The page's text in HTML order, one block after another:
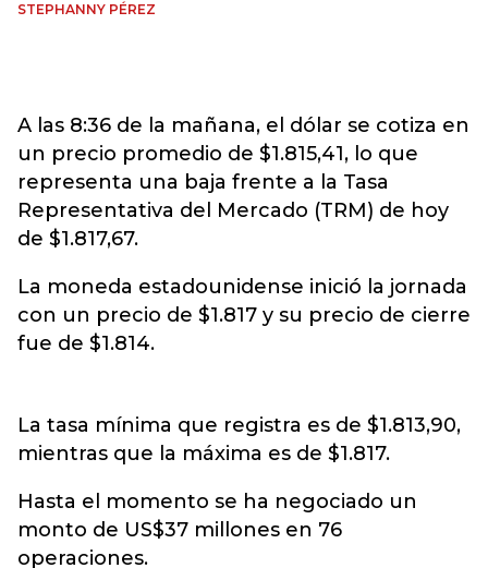
STEPHANNY PÉREZ
A las 8:36 de la mañana, el dólar se cotiza en
un precio promedio de $1.815,41, lo que
representa una baja frente a la Tasa
Representativa del Mercado (TRM) de hoy
de $1.817,67.
La moneda estadounidense inició la jornada
con un precio de $1.817 y su precio de cierre
fue de $1.814.
La tasa mínima que registra es de $1.813,90,
mientras que la máxima es de $1.817.
Hasta el momento se ha negociado un
monto de US$37 millones en 76
operaciones.